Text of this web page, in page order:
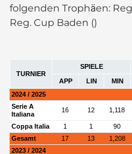
folgenden Trophäen:
Reg. Cup Baden ()
TURNIER
SPIELE
APP
LIN MIN
2024 / 2025
Serie A
Italiana
16 12 1,118
Coppa Italia 1 1 90
Gesamt
17 13 1,208
2023 / 2024